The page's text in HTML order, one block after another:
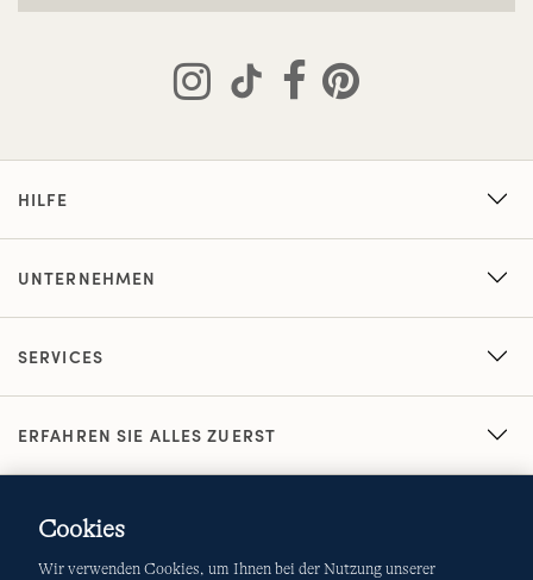
HILFE
UNTERNEHMEN
SERVICES
ERFAHREN SIE ALLES ZUERST
Cookies
Wir verwenden Cookies, um Ihnen bei der Nutzung unserer